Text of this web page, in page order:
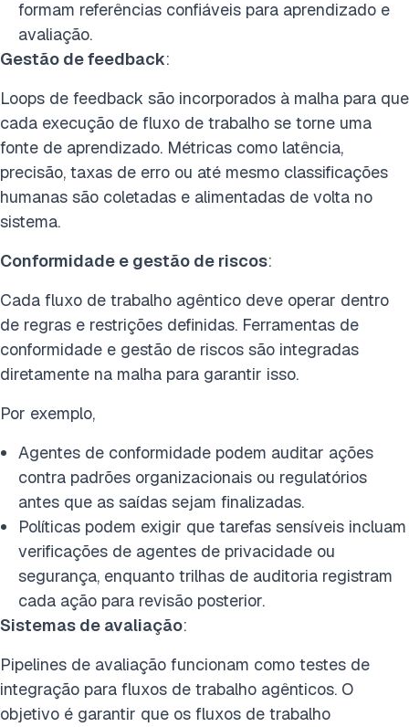
formam referências confiáveis para aprendizado e
avaliação.
Gestão de feedback:
Loops de feedback são incorporados à malha para que
cada execução de fluxo de trabalho se torne uma
fonte de aprendizado. Métricas como latência,
precisão, taxas de erro ou até mesmo classificações
humanas são coletadas e alimentadas de volta no
sistema.
Conformidade e gestão de riscos:
Cada fluxo de trabalho agêntico deve operar dentro
de regras e restrições definidas. Ferramentas de
conformidade e gestão de riscos são integradas
diretamente na malha para garantir isso.
Por exemplo,
Agentes de conformidade podem auditar ações
contra padrões organizacionais ou regulatórios
antes que as saídas sejam finalizadas.
Políticas podem exigir que tarefas sensíveis incluam
verificações de agentes de privacidade ou
segurança, enquanto trilhas de auditoria registram
cada ação para revisão posterior.
Sistemas de avaliação:
Pipelines de avaliação funcionam como testes de
integração para fluxos de trabalho agênticos. O
objetivo é garantir que os fluxos de trabalho